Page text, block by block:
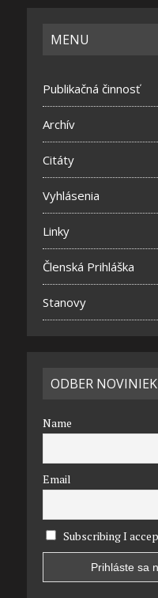
MENU
Publikačná činnosť
Archív
Citáty
Vyhlásenia
Linky
Členská Prihláška
Stanovy
ODBER NOVINIEK
Name
Email
Subscribing I